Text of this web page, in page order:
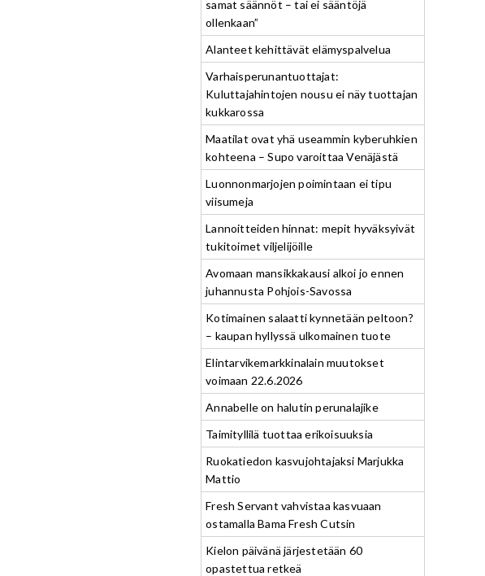
samat säännöt – tai ei sääntöjä
ollenkaan”
Alanteet kehittävät elämyspalvelua
Varhaisperunantuottajat:
Kuluttajahintojen nousu ei näy tuottajan
kukkarossa
Maatilat ovat yhä useammin kyberuhkien
kohteena – Supo varoittaa Venäjästä
Luonnonmarjojen poimintaan ei tipu
viisumeja
Lannoitteiden hinnat: mepit hyväksyivät
tukitoimet viljelijöille
Avomaan mansikkakausi alkoi jo ennen
juhannusta Pohjois-Savossa
Kotimainen salaatti kynnetään peltoon?
– kaupan hyllyssä ulkomainen tuote
Elintarvikemarkkinalain muutokset
voimaan 22.6.2026
Annabelle on halutin perunalajike
Taimityllilä tuottaa erikoisuuksia
Ruokatiedon kasvujohtajaksi Marjukka
Mattio
Fresh Servant vahvistaa kasvuaan
ostamalla Bama Fresh Cutsin
Kielon päivänä järjestetään 60
opastettua retkeä